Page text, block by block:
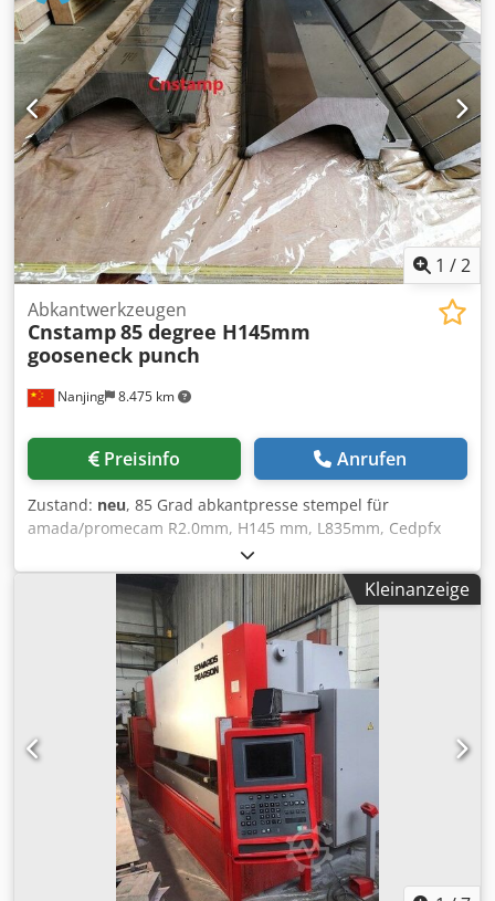
Gesamthöhe:2.800 mm, Gesamtgewicht:22.000 kg,
Verfahrweg X-Achse:500 mm
, Steuerungshersteller:
Cybelec, Steuerungsmodell:Visitouch 19" 2D,
Arbeitsbreite:4.100 mm, Biegekraft (max.): 225 t,
Hinteranschlaggeschwindigkeit R-Achse:100 mm/s,
Steuerungsart:CNC-Steuerung
, Automatisierungsgrad:
Automatisch, Hinteranschlagverstellung:CNC-gesteuert
Anzahl der Achsen:4, Betätigungsart:hydraulisch,
Ausstattung:CE-Kennzeichnung,
Dokumentation/Handbuch, Fuß-Fernbedienung,
Notausschalter, Zentralschmieranlage, Abkantpresse
komplett überholt mit neuer 2D-CNC-Steuerung von
Cybelec aus der Schweiz Credew I A Ncjpfx Ailef
1 /2
Nanjing 8.475 km
Abkantwerkzeugen
Cnstamp85 degree H145mm
gooseneck punch
Preisinfo Anrufen
Zustand: neu, 85 Grad abkantpresse stempel für
amada/promecam R2.0mm, H145 mm, L835mm, Cedpfx
Aoin I E Heilorf L835mm sektioniert
Kleinanzeige